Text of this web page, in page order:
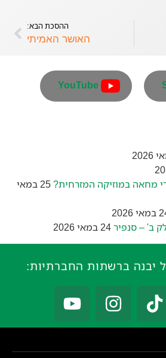
ההסכת הבא:
האושר האמיתי
YouTube
מחאה במוזיקה המזרחית?
25 במאי
2026
ב' – סנפיר24 במאי 2026
יבנה ברשתות החברתיות: